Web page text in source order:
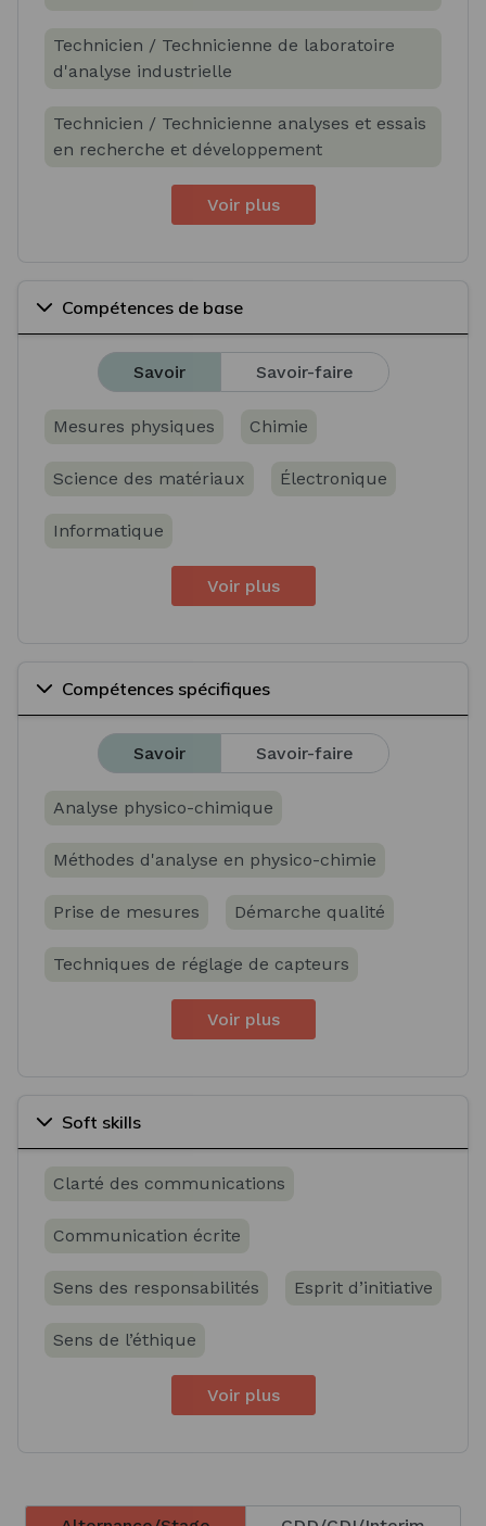
Technicien / Technicienne de laboratoire
d'analyse industrielle
Technicien / Technicienne analyses et essais
en recherche et développement
Voir plus
Compétences de base
Savoir Savoir-faire
Mesures physiques Chimie
Science des matériaux Électronique
Informatique
Voir plus
Compétences spécifiques
Savoir Savoir-faire
Analyse physico-chimique
Méthodes d'analyse en physico-chimie
Prise de mesures Démarche qualité
Techniques de réglage de capteurs
Voir plus
Soft skills
Clarté des communications
Communication écrite
Sens des responsabilités Esprit d’initiative
Sens de l’éthique
Voir plus